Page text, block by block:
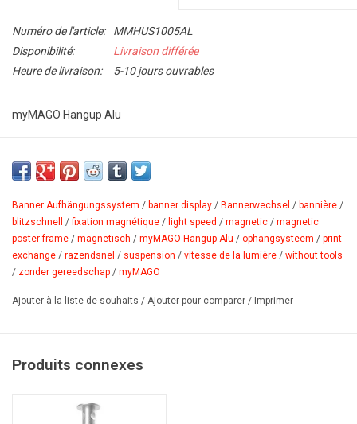
Numéro de l'article:
MMHUS1005AL
Disponibilité:
Livraison différée
Heure de livraison:
5-10 jours ouvrables
myMAGO Hangup Alu
Aluest la variante suspension du système magnétique myMAGO.
Grâce à la fixation magnétique, il est possible de changer la
bannière à la vitesse de la lumière.Le système vous permet
d'utiliser des bannières en pvc, tissu ou papier avec une bande de
métal.Idéal pour les vitrines,les stands d'exposition ou au
supermarché.
avantage:
Banner Aufhängungssystem / banner display / Bannerwechsel / bannière /
blitzschnell
/fixation magnétique / light speed / magnetic / magnetic
poster frame / magnetisch / myMAGO Hangup Alu / ophangsysteem / print
exchange / razendsnel / suspension / vitesse de la lumière / without tools
/ zonder gereedschap / myMAGO
Ajouter à la liste de souhaits / Ajouter pour comparer / Imprimer
Produits connexes